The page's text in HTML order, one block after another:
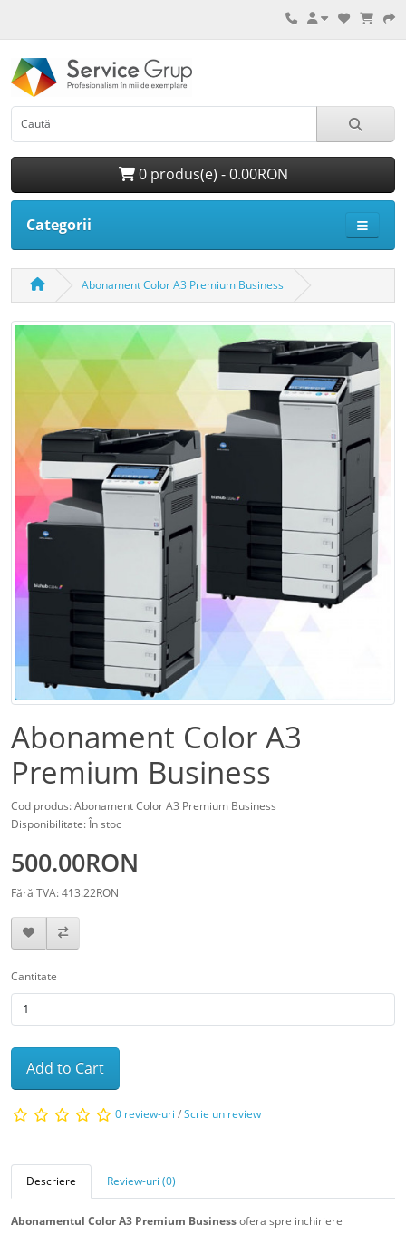
0 produs(e) - 0.00RON
Categorii
Abonament Color A3 Premium Business
Abonament Color A3
Premium Business
Cod produs: Abonament Color A3 Premium Business
Disponibilitate: În stoc
500.00RON
Fără TVA: 413.22RON
Cantitate
Add to Cart
0 review-uri /Scrie un review
Descriere Review-uri (0)
Abonamentul Color A3 Premium Businessofera spre inchiriere